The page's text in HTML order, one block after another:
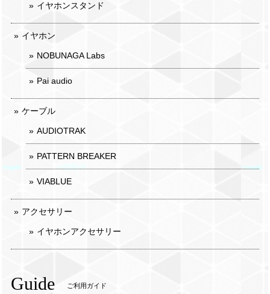
イヤホンスタンド
イヤホン
NOBUNAGA Labs
Pai audio
ケーブル
AUDIOTRAK
PATTERN BREAKER
VIABLUE
アクセサリー
イヤホンアクセサリー
Guide ご利用ガイド